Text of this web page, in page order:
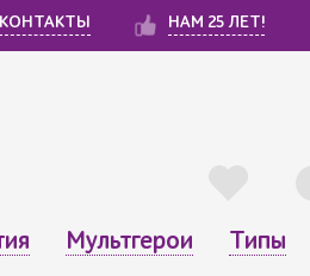
КОНТАКТЫ НАМ 25 ЛЕТ!
Мультгерои Типы